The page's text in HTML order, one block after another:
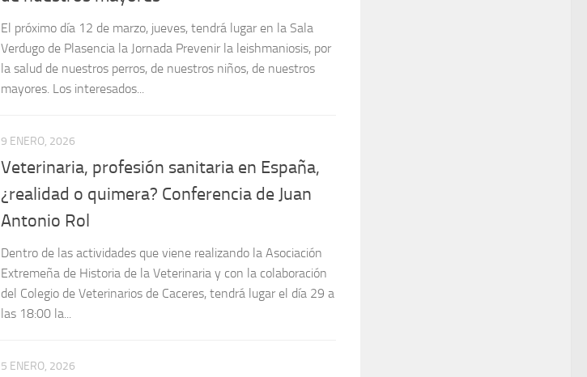
Verdugo de Plasencia la Jornada Prevenir la leishmaniosis, por
la salud de nuestros perros, de nuestros niños, de nuestros
mayores. Los interesados...
¿realidad o quimera? Conferencia de Juan
Antonio Rol
Dentro de las actividades que viene realizando la Asociación
del Colegio de Veterinarios de Caceres, tendrá lugar el día 29 a
las 18:00 la...